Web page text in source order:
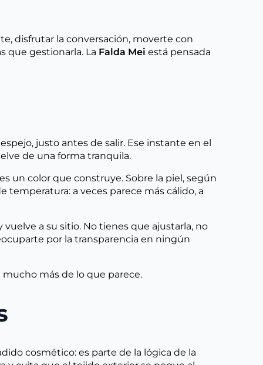
disfrutar la conversación, moverte con
que gestionarla. La Falda Mei está pensada
justo antes de salir. Ese instante en el
de una forma tranquila.
un color que construye. Sobre la piel, según
temperatura: a veces parece más cálido, a
a su sitio. No tienes que ajustarla, no
por la transparencia en ningún
más de lo que parece.
cosmético: es parte de la lógica de la